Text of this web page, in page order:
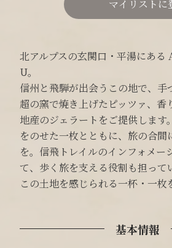
北アルプスの玄関口・平湯にある
U。
信州と飛騨が出会うこの地で、手
超の窯で焼き上げたピッツァ、香
地産のジェラートをご提供します
をのせた一枚とともに、旅の合間
を。信飛トレイルのインフォメー
て、歩く旅を支える役割も担って
この土地を感じられる一杯・一枚
マイリストに
基本情報